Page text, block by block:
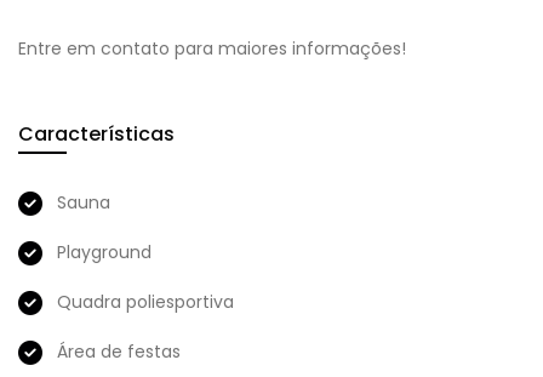
Entre em contato para maiores informações!
Características
Sauna
Playground
Quadra poliesportiva
Área de festas